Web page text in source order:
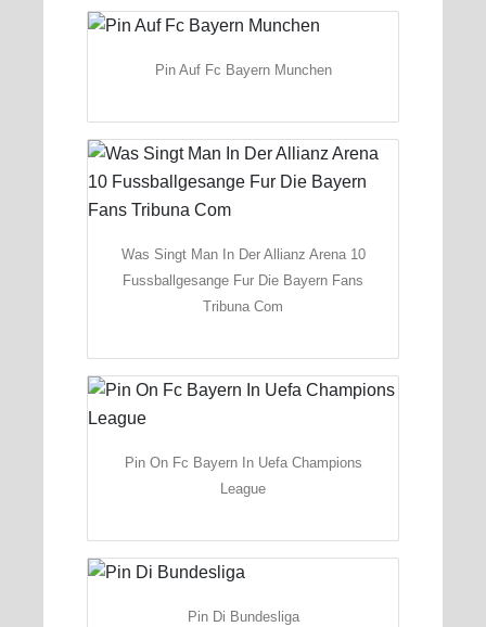
Pin Auf Fc Bayern Munchen
Was Singt Man In Der Allianz Arena 10
Fussballgesange Fur Die Bayern Fans
Tribuna Com
Pin On Fc Bayern In Uefa Champions
League
Pin Di Bundesliga